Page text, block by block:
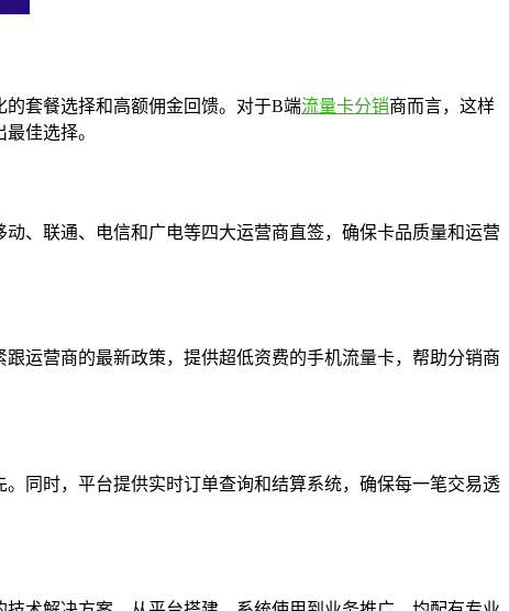
套餐选择和高额佣金回馈。对于B端流量卡分销商而言，这样
佳选择。
、联通、电信和广电等四大运营商直签，确保卡品质量和运营
运营商的最新政策，提供超低资费的手机流量卡，帮助分销商
同时，平台提供实时订单查询和结算系统，确保每一笔交易透